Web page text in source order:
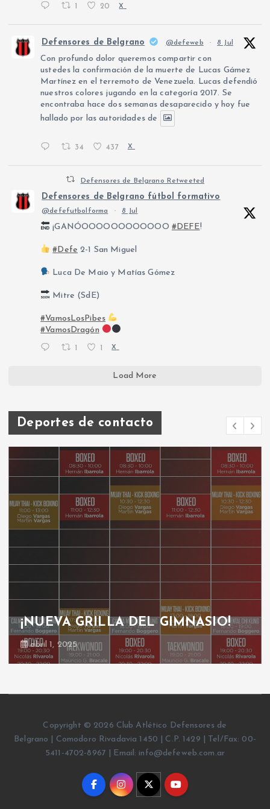
20 X
Defensores de Belgrano @defeweb · 8 Jul
Con profundo dolor queremos compartir con
ustedes la confirmación de la muerte de Lucas Gámez
Martínez en el terremoto de Venezuela. Lucas defendió
nuestros colores jugando en la categoría 2017. Se
encontraba hace dos semanas desaparecido y hoy fue
hallado por las autoridades de
34 437 X
Defensores de Belgrano Retweeted
Defensores de Belgrano fútbol formativo
@defefutbolforma · 8 Jul
¡GANÓOOOOOOOOOOOO #DEFE!
#Defe 2-1 San Miguel
Luca De Maio y Matías Gómez
Mitre (SdE)
#VamosLosPibes
#VamosDragón
X
Load More
Deportes de contacto
¡NUEVA GRILLA DEL GIMNASIO!
abril 1, 2025
Copyright © 2026 Club Atlético Defensores de
Belgrano | Comodoro Rivadavia 1450 | C.P. 1429 | Tel/Fax: 00-
5411-4702-8967 | Email: info@defeweb.com.ar